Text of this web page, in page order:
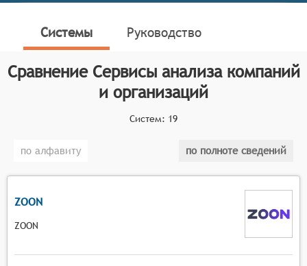
организациях.
Классификатор программных продуктов Соваре
определяет конкретные функциональные критерии
для систем. Сервис анализа компаний и организаций
должна соответствовать следующим основным
функциональным критериям:
организациях, включая финансовые
показатели, отзывы клиентов, информацию о
Возможность мониторинга и анализа отзывов
конкурентов, учета их сильных и слабых
Системы Руководство
Сравнение Сервисы анализа компаний
и организаций
Систем: 19
по алфавиту по полноте сведений
ZOON
ZOON